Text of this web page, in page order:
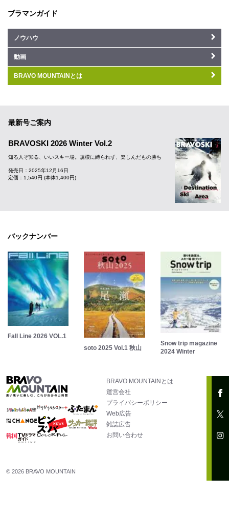
ブラマンガイド
ノウハウ
動画
BRAVO MOUNTAINとは
最新号ご案内
BRAVOSKI 2026 Winter Vol.2
知る人ぞ知る、いいスキー場。規模に縛られず、楽しんだもの勝ち
発売日：2025年12月16日
定価：1,540円 (本体1,400円)
バックナンバー
Fall Line 2026 VOL.1
soto 2025 Vol.1 秋山
Snow trip magazine
2024 Winter
BRAVO MOUNTAINとは
運営会社
プライバシーポリシー
Web広告
雑誌広告
お問い合わせ
© 2026 BRAVO MOUNTAIN